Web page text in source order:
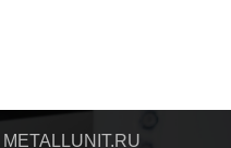
METALLUNIT.RU